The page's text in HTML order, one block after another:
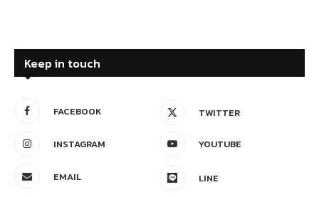
Keep in touch
FACEBOOK TWITTER
INSTAGRAM YOUTUBE
EMAIL LINE